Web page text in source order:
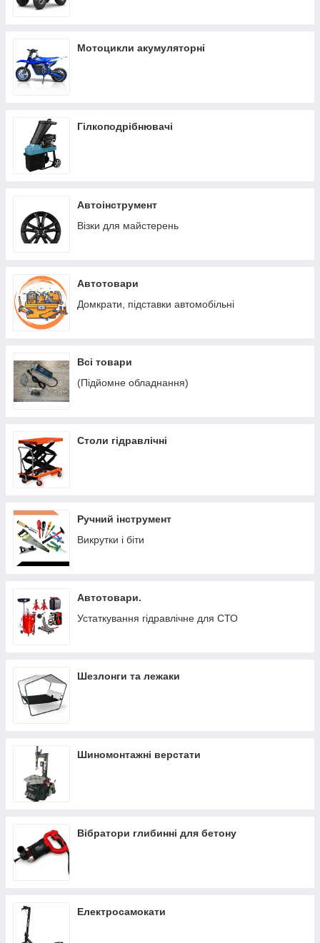
Мотоцикли акумуляторні
Гілкоподрібнювачі
Автоінструмент
Візки для майстерень
Автотовари
Домкрати, підставки автомобільні
Всі товари
(Підйомне обладнання)
Столи гідравлічні
Ручний інструмент
Викрутки і біти
Автотовари.
Устаткування гідравлічне для СТО
Шезлонги та лежаки
Шиномонтажні верстати
Вібратори глибинні для бетону
Електросамокати